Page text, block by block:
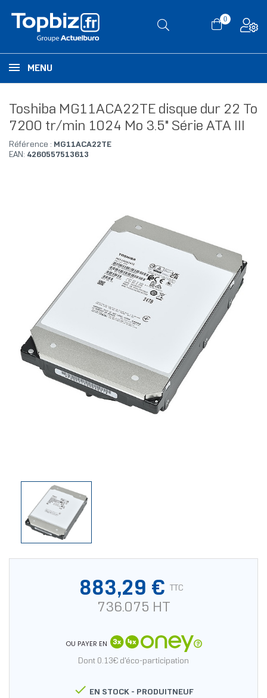
0
MENU
Toshiba MG11ACA22TE disque dur 22 To
7200 tr/min 1024 Mo 3.5" Série ATA III
Référence : MG11ACA22TE
EAN: 4260557513613
883,29 € TTC
736.075 HT
OU PAYER EN
Dont 0.13€ d'éco-participation
 EN STOCK - PRODUITNEUF